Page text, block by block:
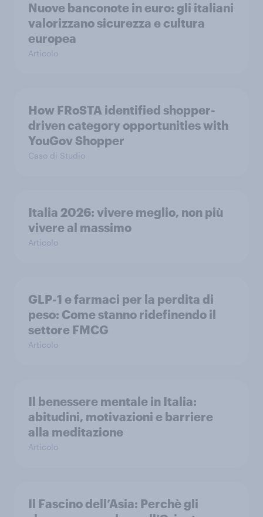
Nuove banconote in euro: gli italiani
valorizzano sicurezza e cultura
europea
Articolo
How FRoSTA identified shopper-
driven category opportunities with
YouGov Shopper
Caso di Studio
Italia 2026: vivere meglio, non più
vivere al massimo
Articolo
GLP-1 e farmaci per la perdita di
peso: Come stanno ridefinendo il
settore FMCG
Articolo
Il benessere mentale in Italia:
abitudini, motivazioni e barriere
alla meditazione
Articolo
Il Fascino dell’Asia: Perchè gli